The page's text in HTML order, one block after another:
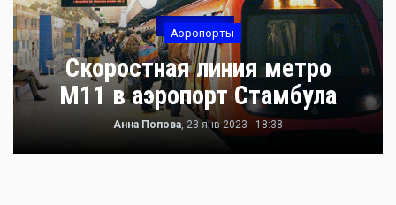
Аэропорты
Скоростная линия метро
М11 в аэропорт Стамбула
Анна Попова, 23 янв 2023 - 18:38